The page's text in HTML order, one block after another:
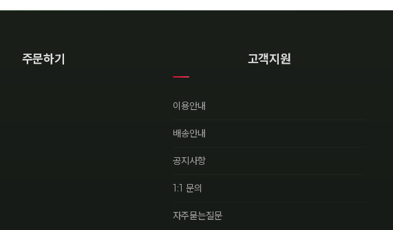
주문하기 고객지원
이용안내
배송안내
공지사항
1:1 문의
자주묻는질문